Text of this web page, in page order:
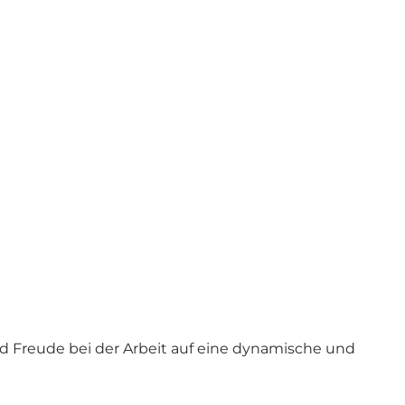
Freude bei der Arbeit auf eine dynamische und